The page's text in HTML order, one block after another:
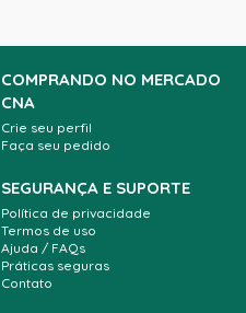
COMPRANDO NO MERCADO
CNA
Crie seu perfil
Faça seu pedido
SEGURANÇA E SUPORTE
Política de privacidade
Termos de uso
Ajuda / FAQs
Práticas seguras
Contato